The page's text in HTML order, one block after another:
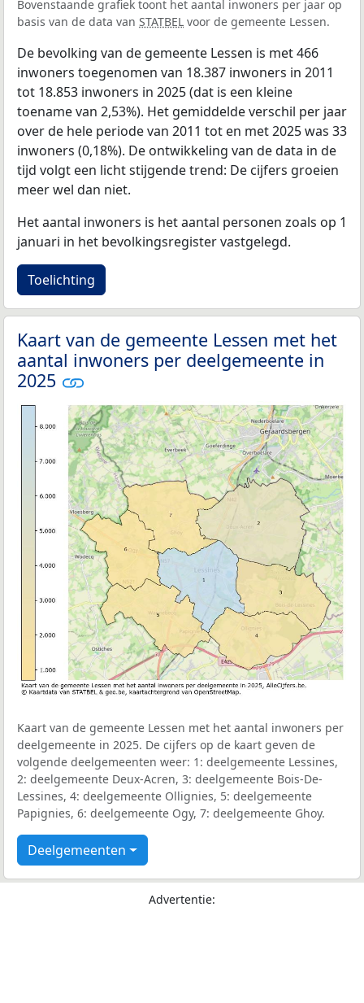
Bovenstaande grafiek toont het aantal inwoners per jaar op
basis van de data van STATBEL voor de gemeente Lessen.
De bevolking van de gemeente Lessen is met 466
inwoners toegenomen van 18.387 inwoners in 2011
tot 18.853 inwoners in 2025 (dat is een kleine
toename van 2,53%). Het gemiddelde verschil per jaar
over de hele periode van 2011 tot en met 2025 was 33
inwoners (0,18%). De ontwikkeling van de data in de
tijd volgt een licht stijgende trend: De cijfers groeien
meer wel dan niet.
Het aantal inwoners is het aantal personen zoals op 1
januari in het bevolkingsregister vastgelegd.
Toelichting
Kaart van de gemeente Lessen met het
aantal inwoners per deelgemeente in
2025
Kaart van de gemeente Lessen met het aantal inwoners per
deelgemeente in 2025. De cijfers op de kaart geven de
volgende deelgemeenten weer: 1: deelgemeente Lessines,
2: deelgemeente Deux-Acren, 3: deelgemeente Bois-De-
Lessines, 4: deelgemeente Ollignies, 5: deelgemeente
Papignies, 6: deelgemeente Ogy, 7: deelgemeente Ghoy.
Deelgemeenten
Advertentie: